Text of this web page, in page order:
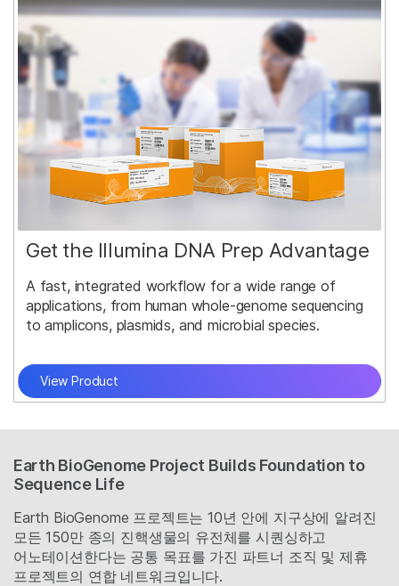
Get the Illumina DNA Prep Advantage
A fast, integrated workflow for a wide range of
applications, from human whole-genome sequencing
to amplicons, plasmids, and microbial species.
View Product
Earth BioGenome Project Builds Foundation to
Sequence Life
Earth BioGenome 프로젝트는 10년 안에 지구상에 알려진
모든 150만 종의 진핵생물의 유전체를 시퀀싱하고
어노테이션한다는 공통 목표를 가진 파트너 조직 및 제휴
프로젝트의 연합 네트워크입니다.